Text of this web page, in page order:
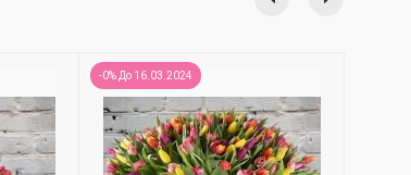
-0% До 16.03.2024